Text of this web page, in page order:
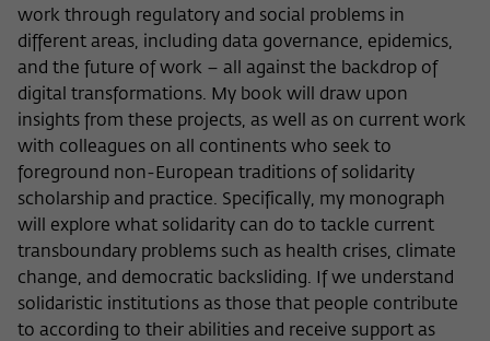
work through regulatory and social problems in
different areas, including data governance, epidemics,
and the future of work – all against the backdrop of
digital transformations. My book will draw upon
insights from these projects, as well as on current work
with colleagues on all continents who seek to
foreground non-European traditions of solidarity
scholarship and practice. Specifically, my monograph
will explore what solidarity can do to tackle current
transboundary problems such as health crises, climate
change, and democratic backsliding. If we understand
solidaristic institutions as those that people contribute
to according to their abilities and receive support as
Laufzeit 30 Minuten
Dieses kurzlebige Cookie wird dazu
verwendet, vorübergehend Daten über
den aktuellen Aufenthalt des Besuchs auf
der Webseite des Wissenschaftskollegs
zu speichern.